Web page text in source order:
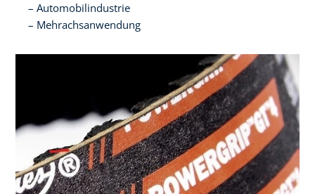
Automobilindustrie
Mehrachsanwendung